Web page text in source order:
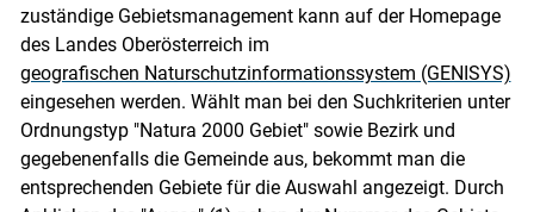
zuständige Gebietsmanagement kann auf der Homepage
des Landes Oberösterreich im
geografischen Naturschutzinformationssystem (GENISYS)
eingesehen werden. Wählt man bei den Suchkriterien unter
Ordnungstyp "Natura 2000 Gebiet" sowie Bezirk und
gegebenenfalls die Gemeinde aus, bekommt man die
entsprechenden Gebiete für die Auswahl angezeigt. Durch